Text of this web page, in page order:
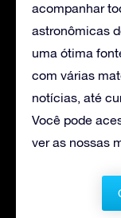
acompanhar
astronômicas
uma ótima
com várias
notícias, até
Você pode
ver as nossas